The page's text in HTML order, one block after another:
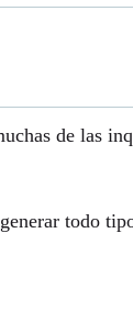
de las
todo